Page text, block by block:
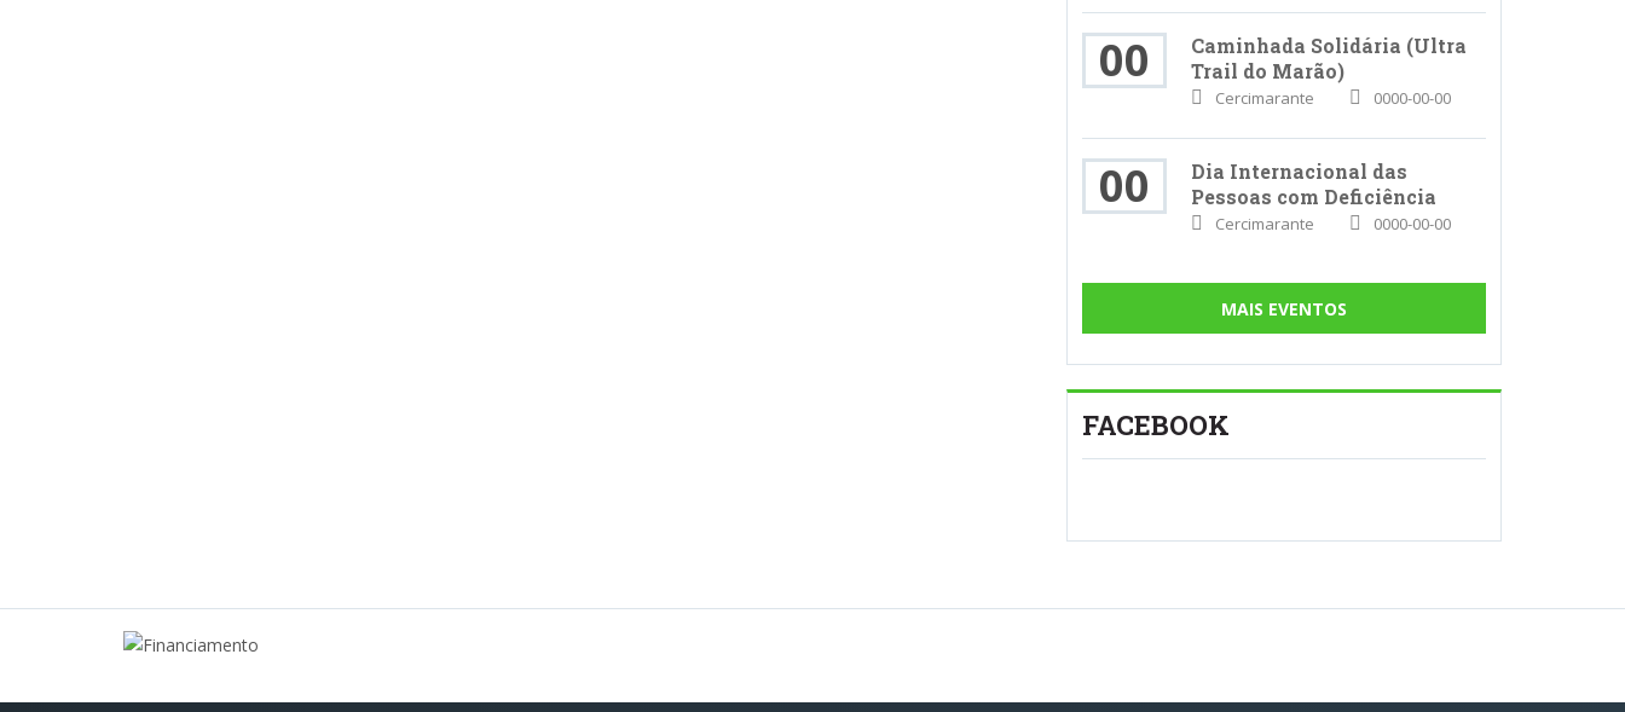
00
Caminhada Solidária (Ultra
Trail do Marão)
Cercimarante 0000-00-00
00
Dia Internacional das
Pessoas com Deficiência
Cercimarante 0000-00-00
MAIS EVENTOS
FACEBOOK